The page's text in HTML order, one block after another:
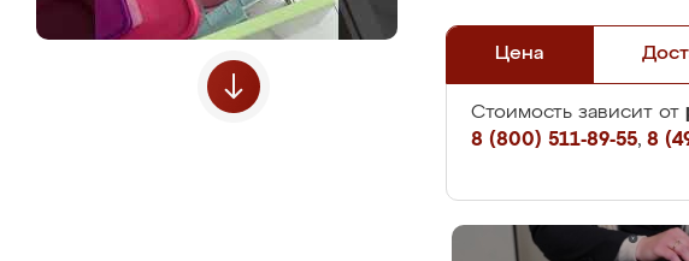
Цена
Стоимость зависит от
8 (800) 511-89-55, 8